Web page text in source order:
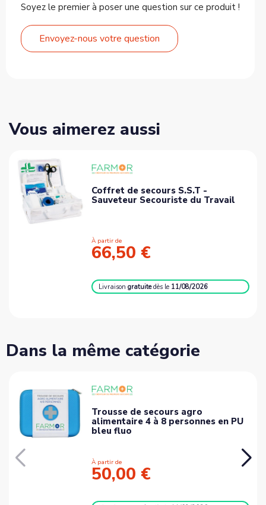
Soyez le premier à poser une question sur ce produit !
Envoyez-nous votre question
Vous aimerez aussi
Coffret de secours S.S.T -
Sauveteur Secouriste du Travail
À partir de
66,50 €
Livraisongratuite dès le 11/08/2026
Dans la même catégorie
Trousse de secours agro
alimentaire 4 à 8 personnes en PU
bleu fluo
À partir de
50,00 €